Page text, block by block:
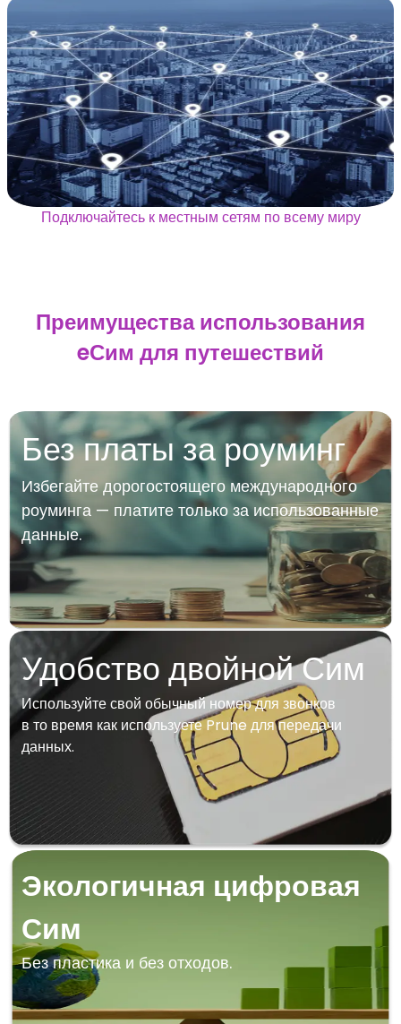
Подключайтесь к местным сетям по всему миру
Преимущества использования
eСим для путешествий
Без платы за роуминг
Избегайте дорогостоящего международного
роуминга — платите только за использованные
данные.
Удобство двойной Сим
Используйте свой обычный номер для звонков
в то время как используете Prune для передачи
данных.
Экологичная цифровая
Сим
Без пластика и без отходов.